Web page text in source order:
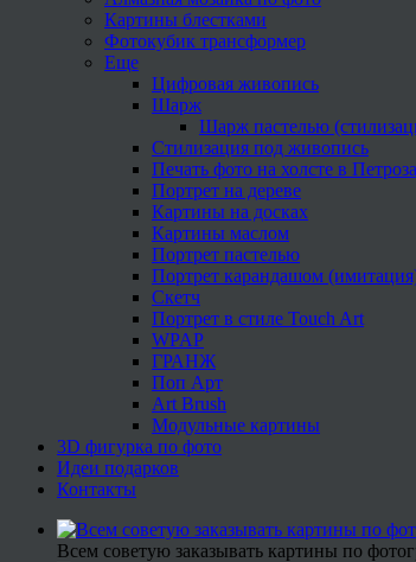
Картины блестками
Фотокубик трансформер
Еще
Цифровая живопись
Шарж
Шарж пастелью
Стилизация под живопись
Печать фото на холсте в
Портрет на дереве
Картины на досках
Картины маслом
Портрет пастелью
Портрет карандашом
Скетч
Портрет в стиле Touch Art
WPAP
ГРАНЖ
Поп Арт
Art Brush
Модульные картины
3D фигурка по фото
Идеи подарков
Контакты
Всем советую заказывать картины по